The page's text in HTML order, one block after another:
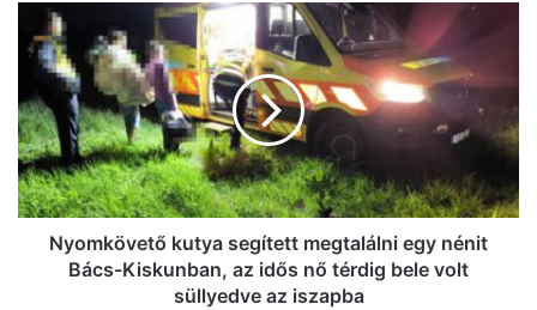
Nyomkövető
kutya
segített
megtalálni
egy
nénit
Bács-
Kiskunban,
az
Nyomkövető kutya segített megtalálni egy nénit
Bács-Kiskunban, az idős nő térdig bele volt
süllyedve az iszapba